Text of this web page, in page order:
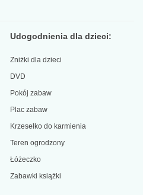
Udogodnienia dla dzieci:
Zniżki dla dzieci
DVD
Pokój zabaw
Plac zabaw
Krzesełko do karmienia
Teren ogrodzony
Łóżeczko
Zabawki książki